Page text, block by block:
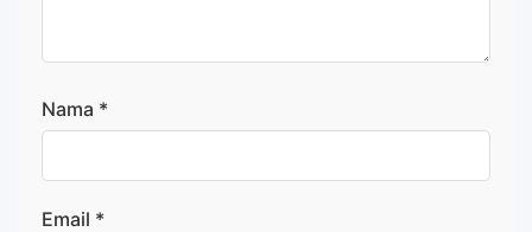
Nama *
Email *